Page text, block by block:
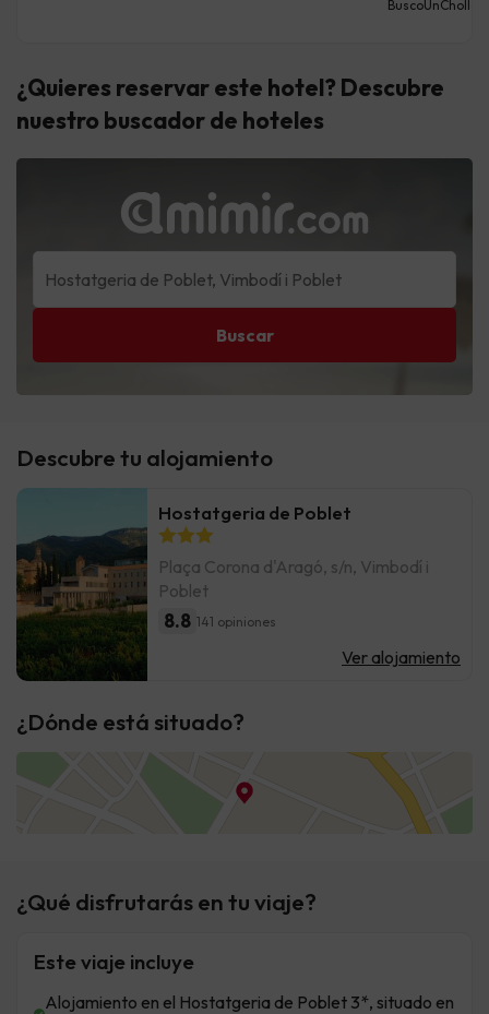
Descubre tu alojamiento
Hostatgeria de Poblet
Plaça Corona d'Aragó, s/n, Vimbodí i
Poblet
8.8 141 opiniones
Ver alojamiento
¿Dónde está situado?
¿Qué disfrutarás en tu viaje?
Este viaje incluye
Alojamiento en el Hostatgeria de Poblet 3*, situado en
BuscoUnChollo
¿Quieres reservar este hotel? Descubre
nuestro buscador de hoteles
Buscar